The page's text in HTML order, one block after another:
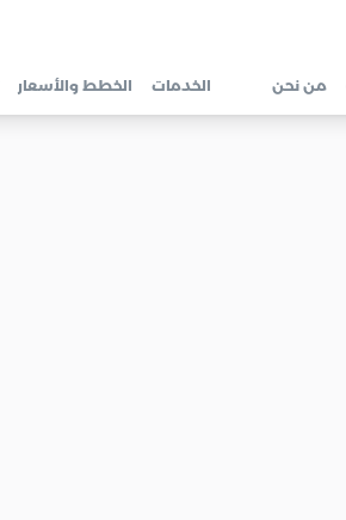
من نحن الخدمات الخطط والأسعار